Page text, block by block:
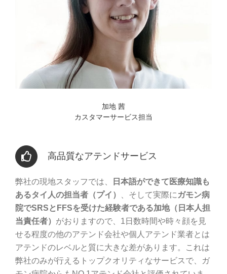
加地 茜
カスタマーサービス担当
高品質なアテンドサービス
弊社の現地スタッフでは、
日本語ができて医療知識も
あるタイ人の担当者（プイ）
、そして実際に ガモン病
院でSRSとFFSを受けた経験者である加地（日本人担
当責任者） がおりますので、1日数時間や時々顔を見
せる程度の他のアテンド会社や個人アテンド業者とは
アテンドのレベルと質に大きな差があります。これは
弊社のみが行えるトップクオリティなサービスで、ガ